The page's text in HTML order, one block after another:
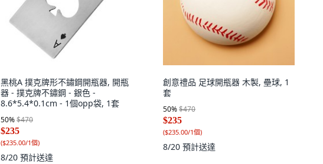
黑桃A 撲克牌形不鏽鋼開瓶器, 開瓶
器 - 撲克牌不鏽鋼 - 銀色 -
8.6*5.4*0.1cm - 1個opp袋, 1套
50%$470
$235
($235.00/1個)
8/20 預計送達
創意禮品 足球開瓶器 木製, 壘球, 1
套
50%$470
$235
($235.00/1個)
8/20 預計送達